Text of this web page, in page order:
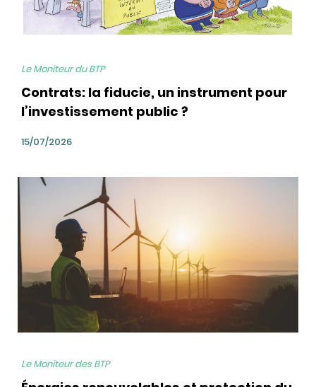
Le Moniteur du BTP
Contrats: la fiducie, un instrument pour
l’investissement public ?
15/07/2026
bg
Le Moniteur des BTP